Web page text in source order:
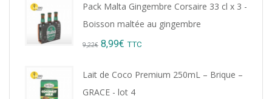
Pack Malta Gingembre Corsaire 33 cl x 3 -
Boisson maltée au gingembre
9,22€ Original
8,99€ Current
TTC
Lait de Coco Premium 250mL – Brique –
GRACE - lot 4